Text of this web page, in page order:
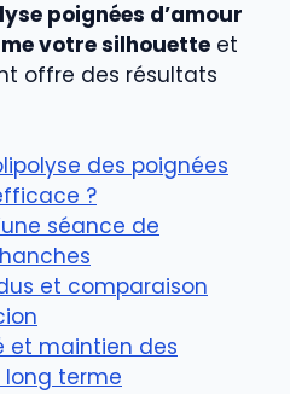
poignées d’amour
votre silhouette et
offre des résultats
des poignées
?
séance de
et comparaison
et maintien des
long terme